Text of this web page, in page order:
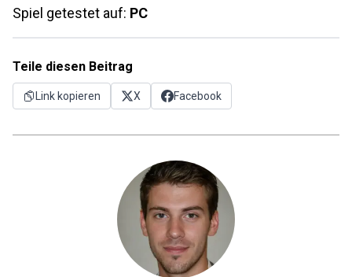
Spiel getestet auf: PC
Teile diesen Beitrag
Link kopieren X Facebook